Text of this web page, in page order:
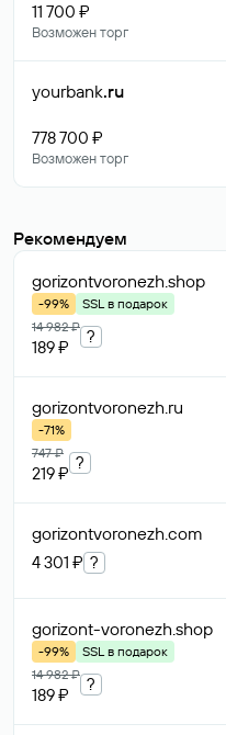
11 700 ₽
Возможен торг
yourbank.ru
778 700 ₽
Возможен торг
Рекомендуем
gorizontvoronezh.shop
-99%
SSL в подарок
14 982 ₽
189 ₽
?
gorizontvoronezh.ru
-71%
747 ₽
219 ₽
?
gorizontvoronezh.com
4 301 ₽ ?
gorizont-voronezh.shop
-99%
SSL в подарок
14 982 ₽
189 ₽
?